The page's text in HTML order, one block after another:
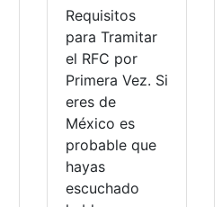
Requisitos
para Tramitar
el RFC por
Primera Vez. Si
eres de
México es
probable que
hayas
escuchado